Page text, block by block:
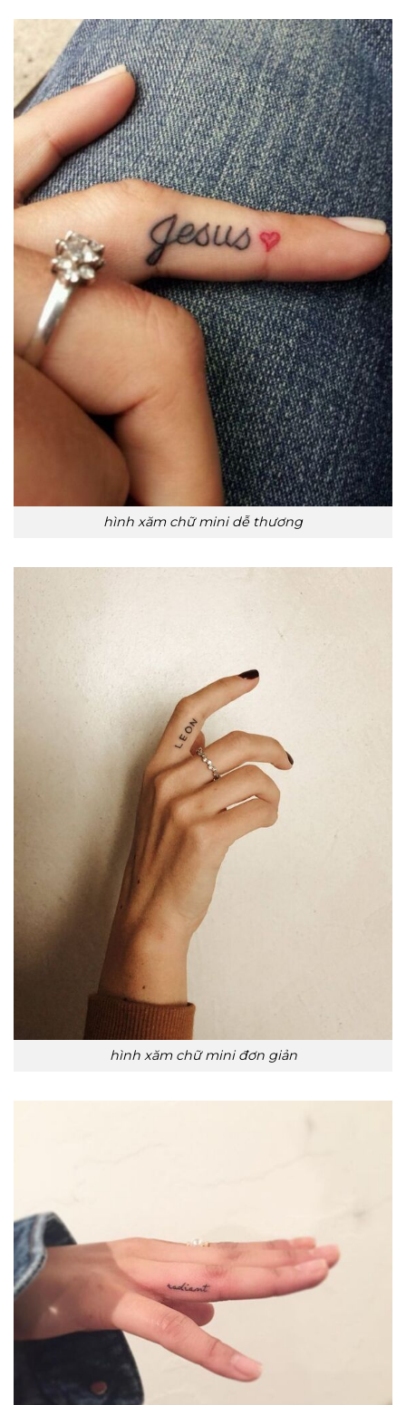
hình xăm chữ mini dễ thương
hình xăm chữ mini đơn giản